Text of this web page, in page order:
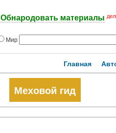
Обнародовать материалы
Мир
Главная
Меховой гид